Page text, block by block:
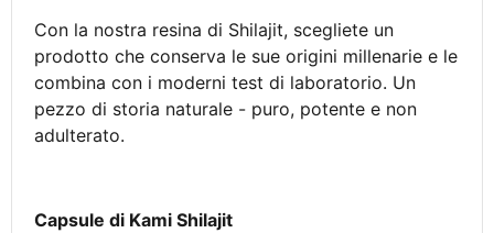
Con la nostra resina di Shilajit, scegliete un
prodotto che conserva le sue origini millenarie e le
combina con i moderni test di laboratorio. Un
pezzo di storia naturale - puro, potente e non
adulterato.
Capsule di Kami Shilajit